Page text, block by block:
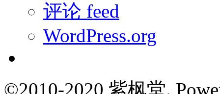
评论 feed
WordPress.org
©2010-2020 紫枫堂.